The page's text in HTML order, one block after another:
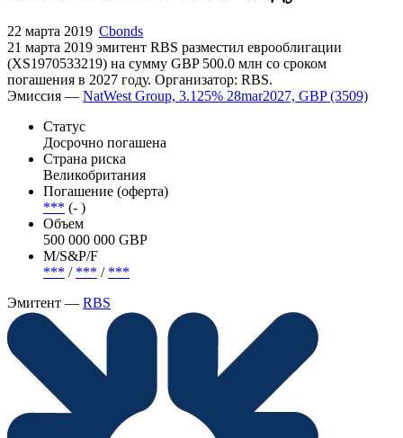
погашения в 2027 году
22 марта 2019 Cbonds
(XS1970533219) на сумму GBP 500.0 млн со сроком
погашения в 2027 году. Организатор: RBS.
Эмиссия —NatWest Group, 3.125% 28mar2027, GBP (3509)
Статус
Досрочно погашена
Страна риска
Великобритания
Погашение (оферта)
*** (- )
500 000 000 GBP
М/S&P/F
***/ /***
Эмитент —
RBS